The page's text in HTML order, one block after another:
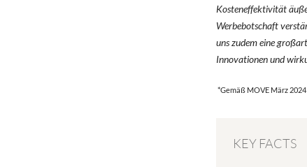
Kosteneffektivität
Werbebotschaft
uns zudem eine
Innovationen und
*Gemäß MOVE März
KEY FACTS